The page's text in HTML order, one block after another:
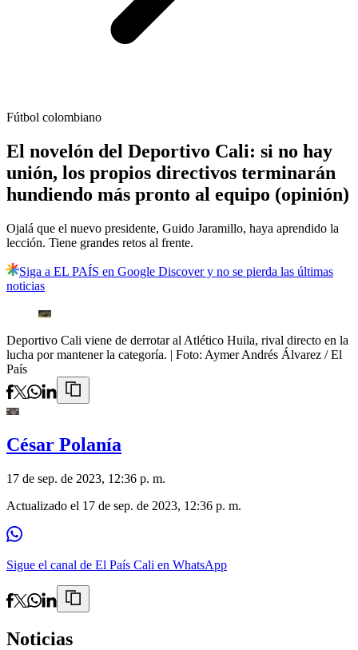
Fútbol colombiano
El novelón del Deportivo Cali: si no hay
unión, los propios directivos terminarán
hundiendo más pronto al equipo (opinión)
Ojalá que el nuevo presidente, Guido Jaramillo, haya aprendido la
lección. Tiene grandes retos al frente.
Siga a EL PAÍS en Google Discover y no se pierda las últimas
noticias
Deportivo Cali viene de derrotar al Atlético Huila, rival directo en la
lucha por mantener la categoría. | Foto: Aymer Andrés Álvarez / El
País
César Polanía
17 de sep. de 2023, 12:36 p. m.
Actualizado el 17 de sep. de 2023, 12:36 p. m.
Sigue el canal de El País Cali en WhatsApp
Noticias